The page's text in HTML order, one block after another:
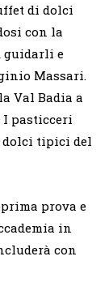
di dolci
con la
guidarli e
Massari.
Val Badia a
I pasticceri
dolci tipici del
prova e
in
con